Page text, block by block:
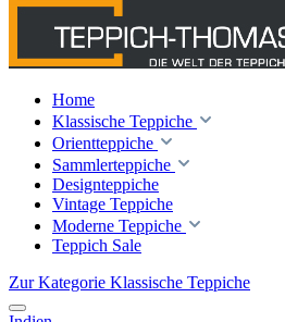
Home
Klassische Teppiche
Orientteppiche
Sammlerteppiche
Designteppiche
Vintage Teppiche
Moderne Teppiche
Teppich Sale
Zur Kategorie Klassische Teppiche